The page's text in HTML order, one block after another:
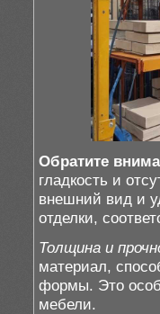
Обратите
гладкость и
внешний вид и
отделки,
Толщина и
материал,
формы. Это
мебели.